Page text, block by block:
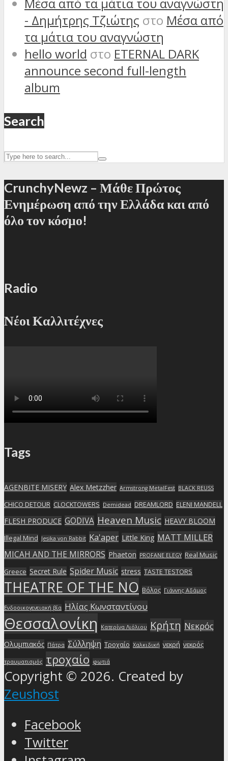
Μέσα από τα μάτια του αναγνώστη
- Δημήτρης Τζιώτης στο Μέσα από
τα μάτια του αναγνώστη
hello world στο ETERNAL DARK
announce second full-length
album
Search
CrunchyNewz – Μάθε Πρώτος
Ενημέρωση από την Ελλάδα και από
όλο τον κόσμο!
Radio
Νέοι Καλλιτέχνες
Tags
AGENBITE MISERY Alex Metzzher Armstrong MetalFest BLACK REUSS
CHICO DETOUR CLOCKTOWERS Demidead DREAMLORD ELENI MANDELL
FLESH PRODUCE GODIVA Heaven Music HEAVY BLOOM
Illegal Mind Jesika von Rabbit Ka'aper Little King MATT MILLER
MICAH AND THE MIRRORS Phaeton PROFANE ELEGY Real Music
Greece Secret Rule Spider Music stress TASTE TESTORS
THEATRE OF THE NO Βόλος Γιάννης Αδάμος
Ενδοοικογενειακή βία Ηλίας Κωνσταντίνου
Θεσσαλονίκη Κατερίνα Λιόλιου Κρήτη Νεκρός
Ολυμπιακός Πάτρα Σύλληψη Τροχαίο Χαλκιδική νεκρή νεκρός
τραυματισμός τροχαίο φωτιά
Copyright © 2026. Created by
Zeushost
Facebook
Twitter